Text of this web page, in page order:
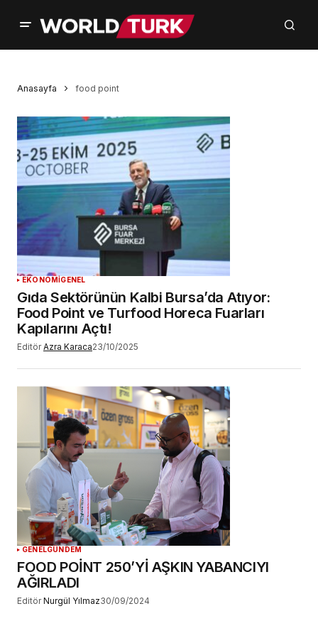
Anasayfa food point
EKONOMİGENEL
Gıda Sektörünün Kalbi Bursa’da Atıyor:
Food Point ve Turfood Horeca Fuarları
Kapılarını Açtı!
Editör Azra Karaca23/10/2025
GENELGÜNDEM
FOOD POİNT 250’Yİ AŞKIN YABANCIYI
AĞIRLADI
Editör Nurgül Yılmaz30/09/2024